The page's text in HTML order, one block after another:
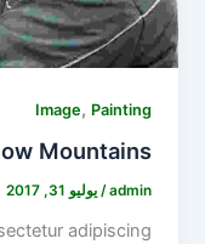
Image, Painting
Mountains
admin
/يوليو 31, 2017
adipiscing